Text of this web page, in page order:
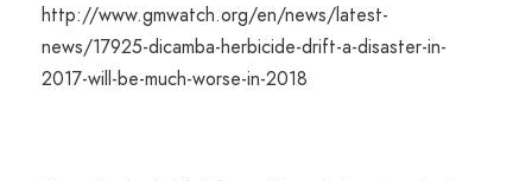
http://www.gmwatch.org/en/news/latest-
news/17925-dicamba-herbicide-drift-a-disaster-in-
2017-will-be-much-worse-in-2018